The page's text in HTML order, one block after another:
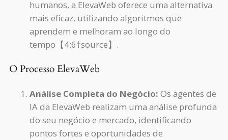
humanos, a ElevaWeb oferece uma alternativa
mais eficaz, utilizando algoritmos que
aprendem e melhoram ao longo do
tempo【4:6†source】.
O Processo ElevaWeb
Análise Completa do Negócio: Os agentes de
IA da ElevaWeb realizam uma análise profunda
do seu negócio e mercado, identificando
pontos fortes e oportunidades de